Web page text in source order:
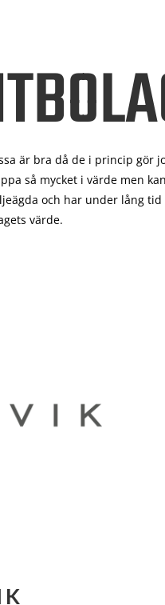
är bra då de i princip gör
så mycket i värde men
och har under lång
värde.